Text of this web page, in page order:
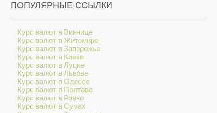
ПОПУЛЯРНЫЕ ССЫЛКИ
Курс валют в Виннице
Курс валют в Житомире
Курс валют в Запорожье
Курс валют в Киеве
Курс валют в Луцке
Курс валют в Львове
Курс валют в Одессе
Курс валют в Полтаве
Курс валют в Ровно
Курс валют в Сумах